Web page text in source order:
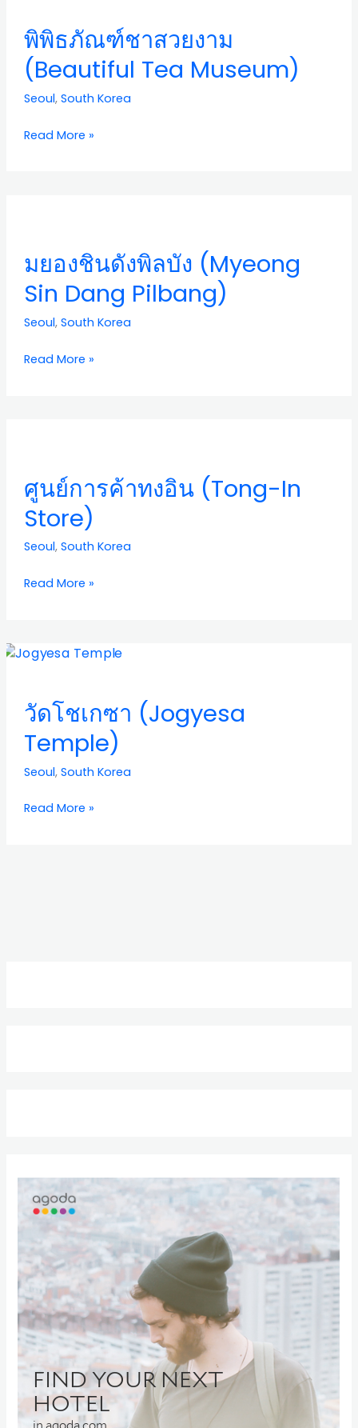
พิพิธภัณฑ์ชาสวยงาม
(Beautiful Tea Museum)
Seoul, South Korea
(Beautiful
Tea
Museum)
Read More »
มยองชินดังพิลบัง (Myeong
Sin Dang Pilbang)
Seoul, South Korea
ดัง
ลบัง
(Myeong
Dang
Read More »
ศูนย์การค้าทงอิน (Tong-In
Store)
Seoul, South Korea
ท
งอิน
(Tong-
In
Read More »
วัดโชเกซา (Jogyesa
Temple)
Seoul, South Korea
วัด
(Jogyesa
Read More »